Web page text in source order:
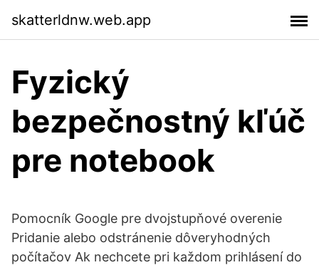
skatterldnw.web.app
Fyzický
bezpečnostný kľúč
pre notebook
Pomocník Google pre dvojstupňové overenie
Pridanie alebo odstránenie dôveryhodných
počítačov Ak nechcete pri každom prihlásení do